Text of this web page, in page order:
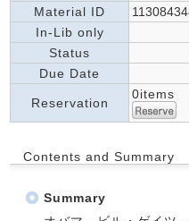
Material ID
In-Lib only
Status
Due Date
Reservation
0items
Contents and Summary
Summary